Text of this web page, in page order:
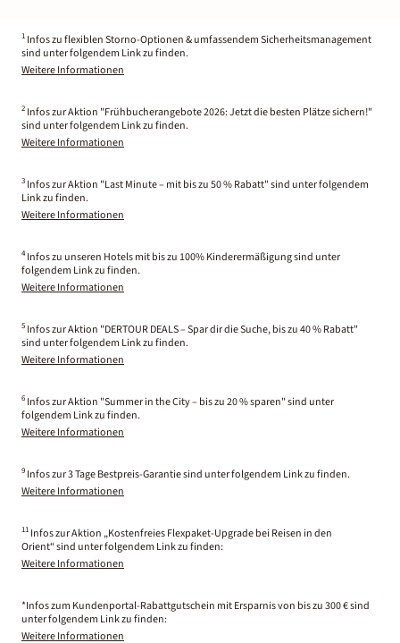
1 Infos zu flexiblen Storno-Optionen & umfassendem Sicherheitsmanagement
sind unter folgendem Link zu finden.
Weitere Informationen
2 Infos zur Aktion "Frühbucherangebote 2026: Jetzt die besten Plätze sichern!"
sind unter folgendem Link zu finden.
Weitere Informationen
3 Infos zur Aktion "Last Minute – mit bis zu 50 % Rabatt" sind unter folgendem
Link zu finden.
Weitere Informationen
4 Infos zu unseren Hotels mit bis zu 100% Kinderermäßigung sind unter
folgendem Link zu finden.
Weitere Informationen
5 Infos zur Aktion "DERTOUR DEALS – Spar dir die Suche, bis zu 40 % Rabatt"
sind unter folgendem Link zu finden.
Weitere Informationen
6 Infos zur Aktion "Summer in the City – bis zu 20 % sparen" sind unter
folgendem Link zu finden.
Weitere Informationen
9 Infos zur 3 Tage Bestpreis-Garantie sind unter folgendem Link zu finden.
Weitere Informationen
11 Infos zur Aktion „Kostenfreies Flexpaket-Upgrade bei Reisen in den
Orient“ sind unter folgendem Link zu finden:
Weitere Informationen
*Infos zum Kundenportal-Rabattgutschein mit Ersparnis von bis zu 300 € sind
unter folgendem Link zu finden:
Weitere Informationen